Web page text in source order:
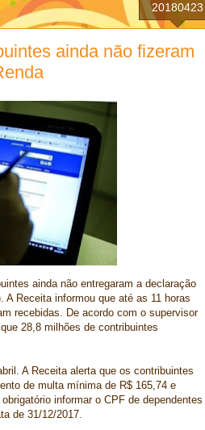
20180423
ainda não fizeram
ainda não entregaram a declaração
A Receita informou que até as 11 horas
recebidas. De acordo com o supervisor
28,8 milhões de contribuintes
A Receita alerta que os contribuintes
de multa mínima de R$ 165,74 e
informar o CPF de dependentes
de 31/12/2017.